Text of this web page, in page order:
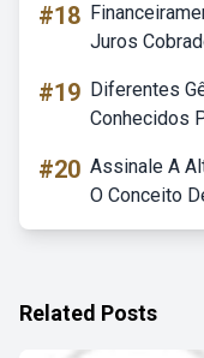
#18
Juros
#19 Diferentes
Conhecidos
#20 Assinale A
O Conceito
Related Posts